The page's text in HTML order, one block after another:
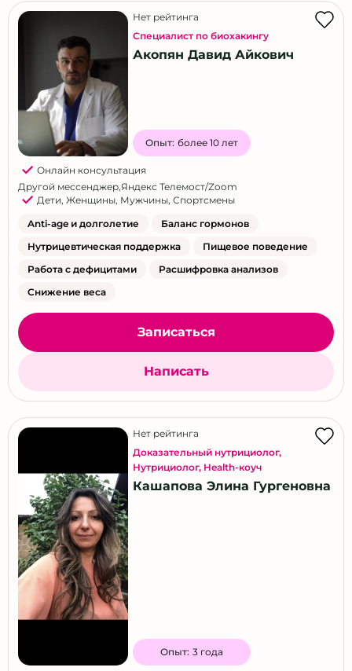
Нет рейтинга
Специалист по биохакингу
Акопян Давид Айкович
Опыт: более 10 лет
Онлайн консультация
Другой мессенджер,Яндекс Телемост/Zoom
Дети, Женщины, Мужчины, Спортсмены
Anti-age и долголетие
Баланс гормонов
Нутрицевтическая поддержка
Пищевое поведение
Работа с дефицитами
Расшифровка анализов
Снижение веса
Записаться
Написать
Нет рейтинга
Доказательный нутрициолог,
Нутрициолог, Health-коуч
Кашапова Элина Гургеновна
Опыт: 3 года